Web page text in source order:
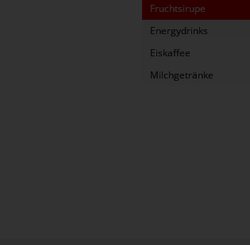
Fruchtsirupe
Energydrinks
Eiskaffee
Milchgetränke